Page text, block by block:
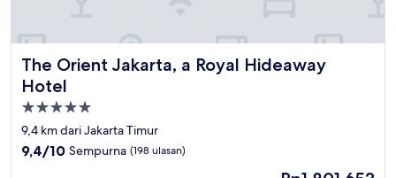
The Orient Jakarta, a Royal Hideaway
Hotel
The Orient Jakarta, a Royal Hideaway Hotel
Properti
bintang
5.0
9,4 km dari Jakarta Timur
9.4
9,4/10 Sempurna (198 ulasan)